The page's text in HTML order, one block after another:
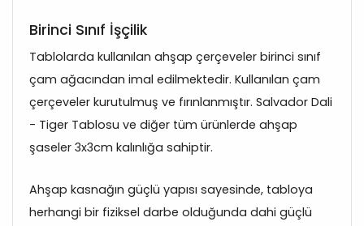
Birinci Sınıf İşçilik
Tablolarda kullanılan ahşap çerçeveler birinci sınıf
çam ağacından imal edilmektedir. Kullanılan çam
çerçeveler kurutulmuş ve fırınlanmıştır. Salvador Dali
- Tiger Tablosu ve diğer tüm ürünlerde ahşap
şaseler 3x3cm kalınlığa sahiptir.
Ahşap kasnağın güçlü yapısı sayesinde, tabloya
herhangi bir fiziksel darbe olduğunda dahi güçlü